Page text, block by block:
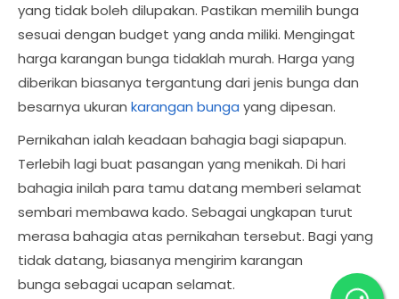
yang tidak boleh dilupakan. Pastikan memilih bunga
sesuai dengan budget yang anda miliki. Mengingat
harga karangan bunga tidaklah murah. Harga yang
diberikan biasanya tergantung dari jenis bunga dan
besarnya ukuran karangan bunga yang dipesan.
Pernikahan ialah keadaan bahagia bagi siapapun.
Terlebih lagi buat pasangan yang menikah. Di hari
bahagia inilah para tamu datang memberi selamat
sembari membawa kado. Sebagai ungkapan turut
merasa bahagia atas pernikahan tersebut. Bagi yang
tidak datang, biasanya mengirim karangan
bunga sebagai ucapan selamat.